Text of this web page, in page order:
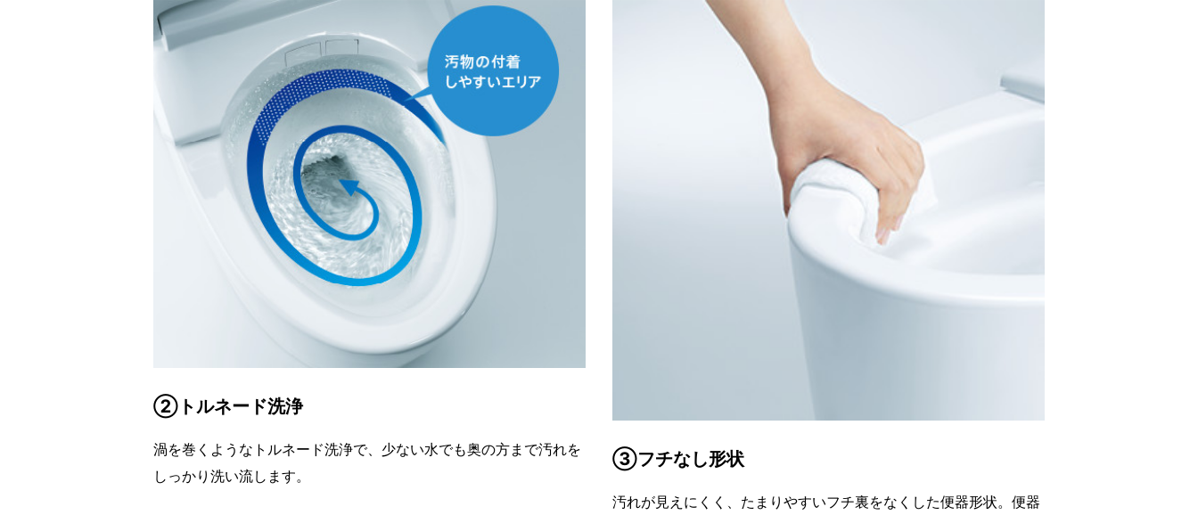
②トルネード洗浄
渦を巻くようなトルネード洗浄で、少ない水でも奥の方まで汚れを
しっかり洗い流します。
③フチなし形状
汚れが見えにくく、たまりやすいフチ裏をなくした便器形状。便器